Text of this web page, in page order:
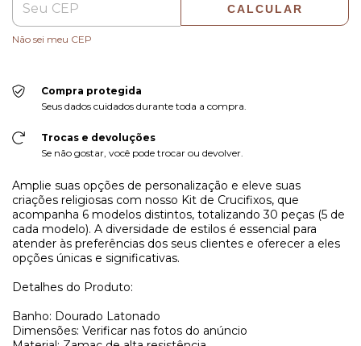
CALCULAR
Não sei meu CEP
Compra protegida
Seus dados cuidados durante toda a compra.
Trocas e devoluções
Se não gostar, você pode trocar ou devolver.
Amplie suas opções de personalização e eleve suas
criações religiosas com nosso Kit de Crucifixos, que
acompanha 6 modelos distintos, totalizando 30 peças (5 de
cada modelo). A diversidade de estilos é essencial para
atender às preferências dos seus clientes e oferecer a eles
opções únicas e significativas.
Detalhes do Produto:
Banho: Dourado Latonado
Dimensões: Verificar nas fotos do anúncio